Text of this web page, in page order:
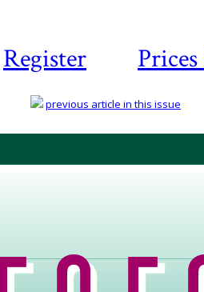
Register
previous article in this issue